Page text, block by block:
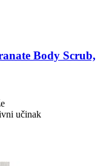
Body Scrub,
učinak